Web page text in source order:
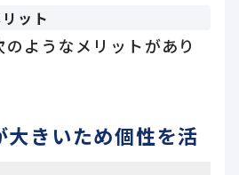
ット
ようなメリットがあり
大きいため個性を活